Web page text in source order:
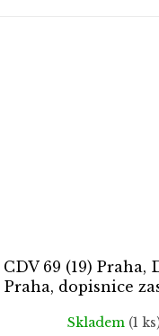
CDV 69 (19) Praha,
Praha, dopisnice
Skladem (1